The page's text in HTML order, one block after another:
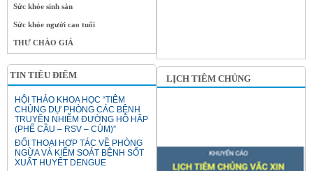
Sức khỏe sinh sản
Sức khỏe người cao tuổi
THƯ CHÀO GIÁ
TIN TIÊU ĐIỂM
HỘI THẢO KHOA HỌC “TIÊM
CHỦNG DỰ PHÒNG CÁC BỆNH
TRUYỀN NHIỄM ĐƯỜNG HÔ HẤP
(PHẾ CẦU – RSV – CÚM)”
ĐỐI THOẠI HỢP TÁC VỀ PHÒNG
NGỪA VÀ KIỂM SOÁT BỆNH SỐT
XUẤT HUYẾT DENGUE
LỊCH TIÊM CHỦNG